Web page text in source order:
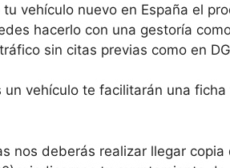
vehículo nuevo en España el
hacerlo con una gestoría
sin citas previas como en
un vehículo te facilitarán una
nos deberás realizar llegar